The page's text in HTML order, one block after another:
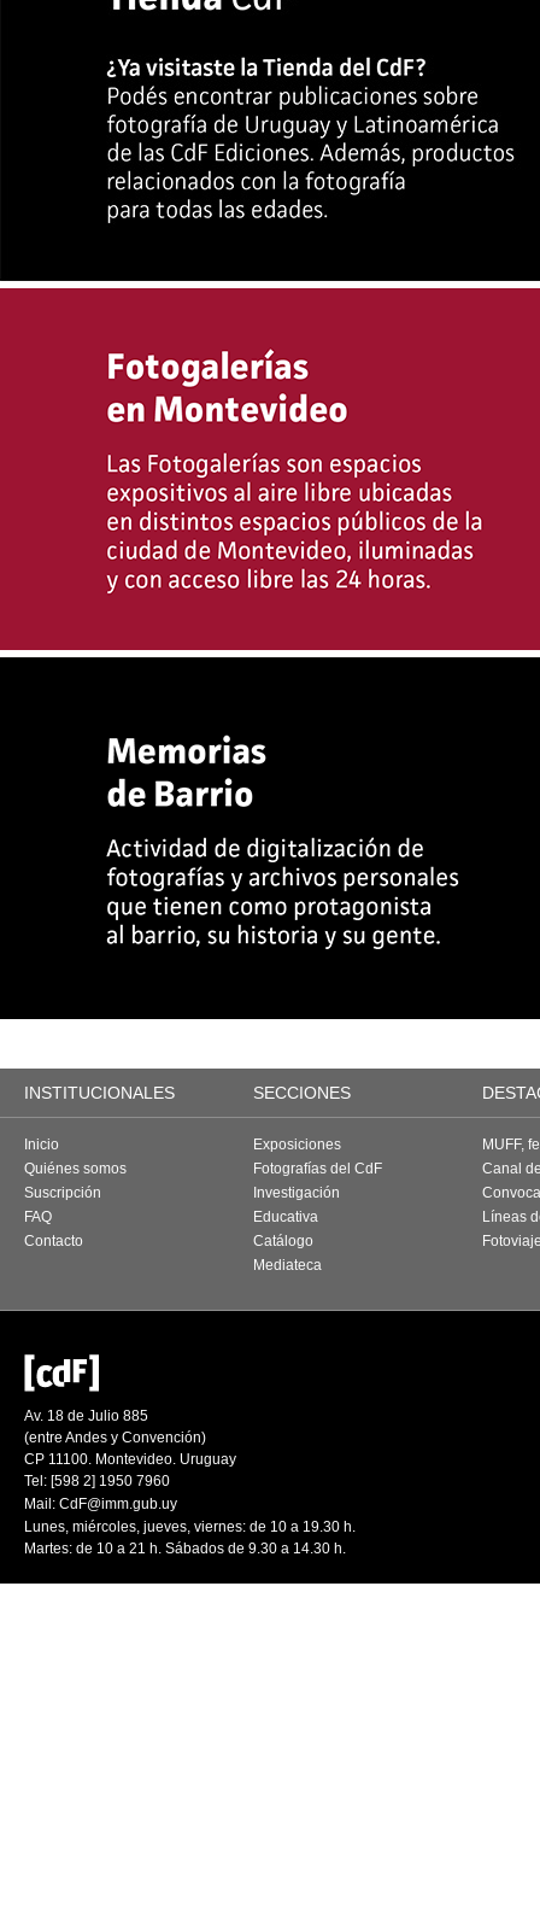
INSTITUCIONALES SECCIONES
Inicio
Quiénes somos
Suscripción
FAQ
Contacto
Exposiciones
Fotografías del CdF
Investigación
Educativa
Catálogo
Mediateca
MUFF,
Canal
Líneas
Av. 18 de Julio 885
(entre Andes y Convención)
CP 11100. Montevideo. Uruguay
Tel: [598 2] 1950 7960
Mail: CdF@imm.gub.uy
Lunes, miércoles, jueves, viernes: de 10 a 19.30 h.
Martes: de 10 a 21 h. Sábados de 9.30 a 14.30 h.